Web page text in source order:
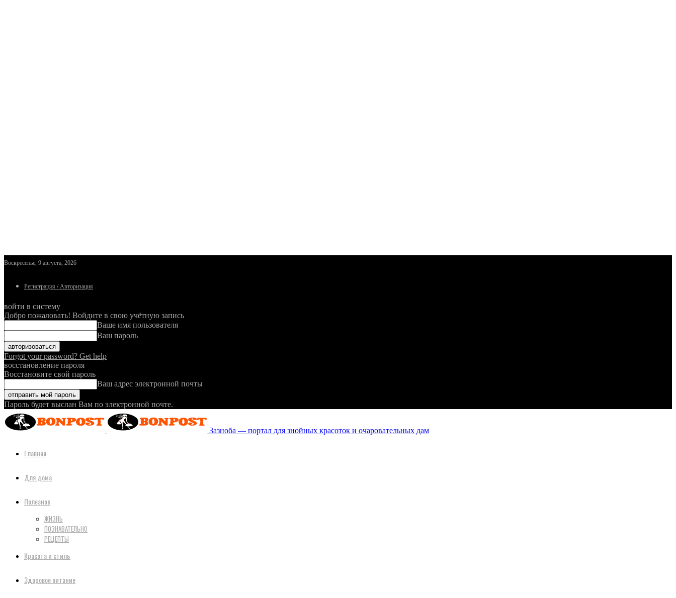
Воскресенье, 9 августа, 2026
Регистрация / Авторизация
войти в систему
Добро пожаловать! Войдите в свою учётную запись
Ваше имя пользователя
Ваш пароль
Forgot your password? Get help
восстановление пароля
Восстановите свой пароль
Ваш адрес электронной почты
Пароль будет выслан Вам по электронной почте.
Зазноба — портал для знойных красоток и очаровательных дам
Главная
Для дома
Полезное
ЖИЗНЬ
ПОЗНАВАТЕЛЬНО
РЕЦЕПТЫ
Красота и стиль
Здоровое питание